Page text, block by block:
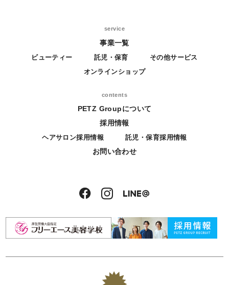
service
事業一覧
ビューティー 託児・保育
その他サービス
オンラインショップ
contents
PETZ Groupについて
採用情報
ヘアサロン採用情報 託児・保育採用情報
お問い合わせ